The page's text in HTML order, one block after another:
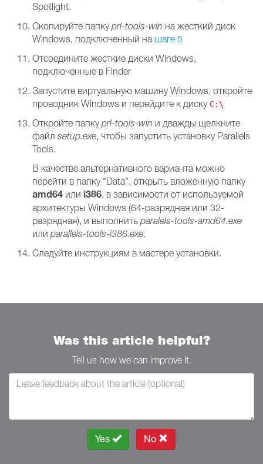
Spotlight.
Скопируйте папкуprl-tools-win на жесткий диск
Windows, подключенный на шаге 5
Отсоедините жесткие диски Windows,
подключенные в Finder
Запустите виртуальную машину Windows, откройте
проводник Windows и перейдите к диску C:\
Откройте папкуprl-tools-win и дважды щелкните
файл setup.exe, чтобы запустить установку Parallels
Tools.
В качестве альтернативного варианта можно
перейти в папку "Data", открыть вложенную папку
amd64 или i386, в зависимости от используемой
архитектуры Windows (64-разрядная или 32-
разрядная), и выполнить paralels-tools-amd64.exe
или parallels-tools-i386.exe.
Следуйте инструкциям в мастере установки.
Was this article helpful?
Tell us how we can improve it.
Yes No